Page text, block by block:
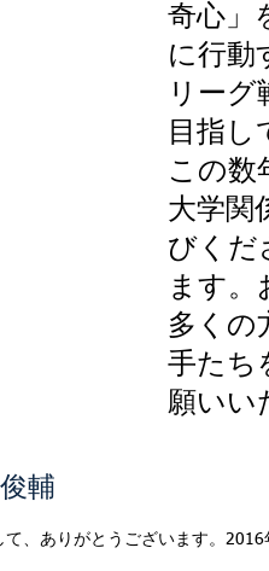
奇心」
に行動
リーグ
目指し
この数
大学関
びくだ
ます。
多くの
手たち
願いい
輔
、ありがとうございます。 2016